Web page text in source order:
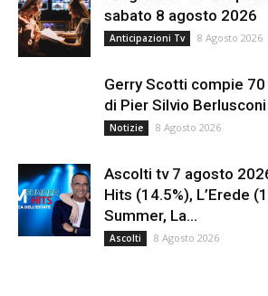
sabato 8 agosto 2026
Anticipazioni Tv 8 Agosto 2026
Gerry Scotti compie
di Pier Silvio Berlusconi
Notizie 8 Agosto 2026
Ascolti tv 7 agosto
Hits (14.5%), L’Erede
Summer, La...
Ascolti 8 Agosto 2026